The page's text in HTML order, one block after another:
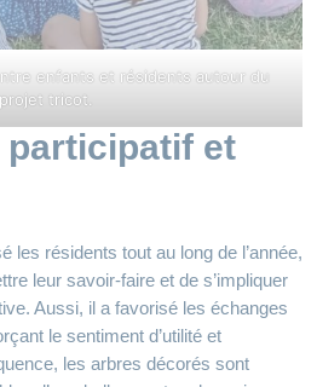
enfants et résidents autour du
projet tricot.
participatif et
les résidents tout au long de l’année,
leur savoir-faire et de s’impliquer
Aussi, il a favorisé les échanges
le sentiment d’utilité et
les arbres décorés sont